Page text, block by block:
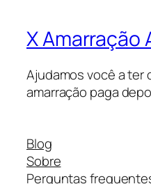
X Amarração
Ajudamos você a ter
amarração paga
Blog
Sobre
Perguntas